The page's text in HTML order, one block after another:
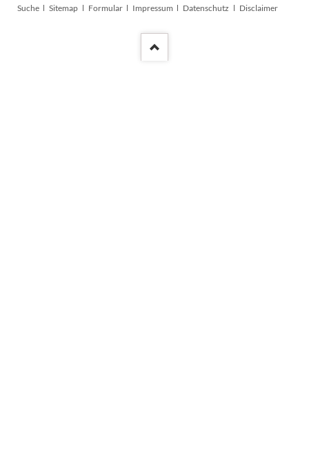
Navigation
Suche Sitemap Formular Impressum Datenschutz Disclaimer